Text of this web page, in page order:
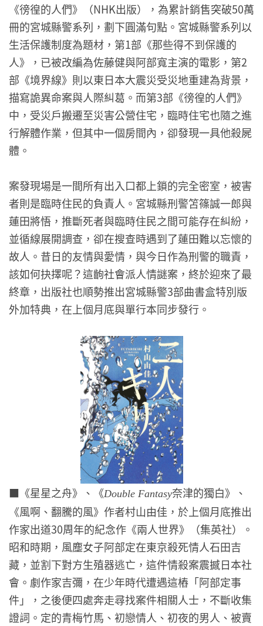
《徬徨的人們》（NHK出版），為累計銷售突破50萬
冊的宮城縣警系列，劃下圓滿句點。宮城縣警系列以
生活保護制度為題材，第1部《那些得不到保護的
人》，已被改編為佐藤健與阿部寬主演的電影，第2
部《境界線》則以東日本大震災受災地重建為背景，
描寫詭異命案與人際糾葛。而第3部《徬徨的人們》
中，受災戶搬遷至災害公營住宅，臨時住宅也隨之進
行解體作業，但其中一個房間內，卻發現一具他殺屍
體。
案發現場是一間所有出入口都上鎖的完全密室，被害
者則是臨時住民的負責人。宮城縣刑警笘篠誠一郎與
蓮田將悟，推斷死者與臨時住民之間可能存在糾紛，
並循線展開調查，卻在搜查時遇到了蓮田難以忘懷的
故人。昔日的友情與愛情，與今日作為刑警的職責，
該如何抉擇呢？這齣社會派人情謎案，終於迎來了最
終章，出版社也順勢推出宮城縣警3部曲書盒特別版
外加特典，在上個月底與單行本同步發行。
■ 《星星之舟》、《Double Fantasy奈津的獨白》、
《風啊、翻騰的風》作者村山由佳，於上個月底推出
作家出道30周年的紀念作《兩人世界》（集英社）。
昭和時期，風塵女子阿部定在東京殺死情人石田吉
藏，並割下對方生殖器逃亡，這件情殺案震撼日本社
會。劇作家吉彌，在少年時代遭遇這樁「阿部定事
件」，之後便四處奔走尋找案件相關人士，不斷收集
證詞。定的青梅竹馬、初戀情人、初夜的男人、被賣